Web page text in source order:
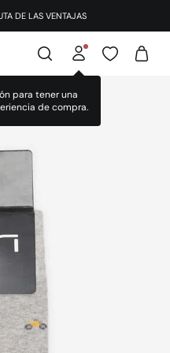
DE LAS VENTAJAS
para tener una
de compra.